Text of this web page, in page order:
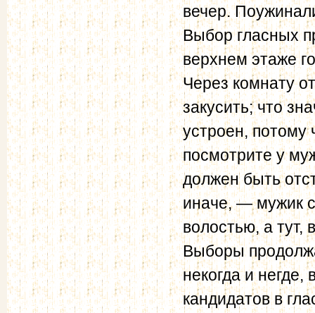
вечер.
Выбор гласных
верхнем этаже
Через комнату
закусить; что
устроен, потому
посмотрите у
должен быть
иначе, — мужик
волостью, а тут,
Выборы
некогда и
кандидатов в